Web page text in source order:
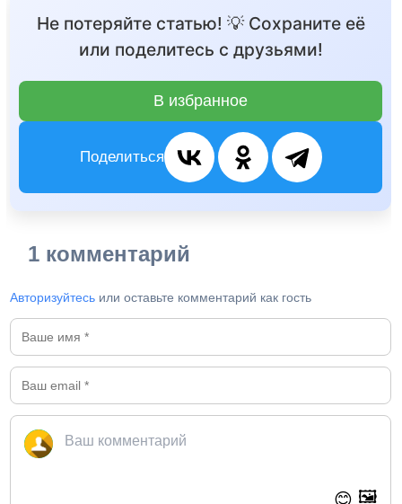
Не потеряйте статью! 💡 Сохраните её
или поделитесь с друзьями!
В избранное
Поделиться
1 комментарий
Авторизуйтесь или оставьте комментарий как гость
😊 🖼️